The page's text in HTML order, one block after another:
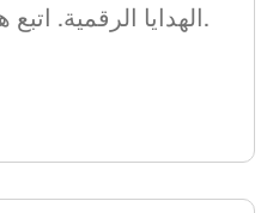
الهدايا الرقمية. اتبع هذه الخطوات السهلة.